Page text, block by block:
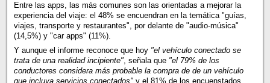
Entre las apps, las más comunes son las orientadas a mejorar la
experiencia del viaje: el 48% se encuendran en la temática "guías,
viajes, transporte y restaurantes", por delante de "audio-música"
(14,5%) y "car apps" (11%).
Y aunque el informe reconoce que hoy "el vehículo conectado se
trata de una realidad incipiente", señala que "el 79% de los
conductores considera más probable la compra de de un vehículo
que incluya servicios conectados"y el 81% de los encuenstados